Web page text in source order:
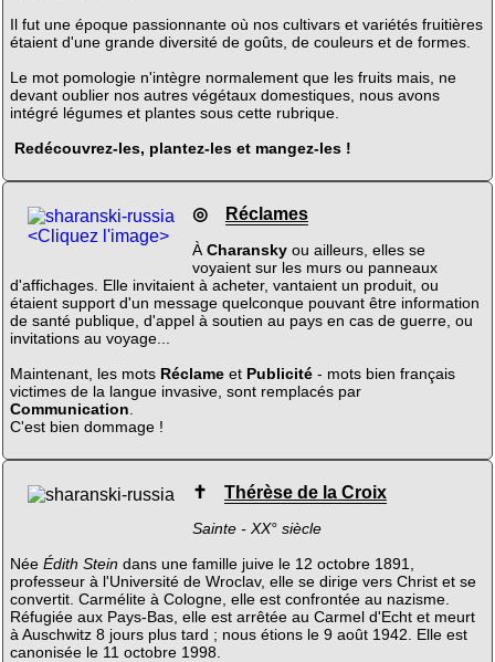
Il fut une époque passionnante où nos cultivars et variétés fruitières
étaient d'une grande diversité de goûts, de couleurs et de formes.
Le mot pomologie n'intègre normalement que les fruits mais, ne
devant oublier nos autres végétaux domestiques, nous avons
intégré légumes et plantes sous cette rubrique.
Redécouvrez-les, plantez-les et mangez-les !
<Cliquez l'image>
◎ Réclames
À Charanskyou ailleurs, elles se
voyaient sur les murs ou panneaux
d'affichages. Elle invitaient à acheter, vantaient un produit, ou
étaient support d'un message quelconque pouvant être information
de santé publique, d'appel à soutien au pays en cas de guerre, ou
invitations au voyage...
Maintenant, les mots Réclameet Publicité- mots bien français
victimes de la langue invasive, sont remplacés par
Communication
C'est bien dommage !
✝ Thérèse de la Croix
Sainte - XX° siècle
Née Édith Stein dans une famille juive le 12 octobre 1891,
professeur à l'Université de Wroclav, elle se dirige vers Christ et se
convertit. Carmélite à Cologne, elle est confrontée au nazisme.
Réfugiée aux Pays-Bas, elle est arrêtée au Carmel d'Echt et meurt
à Auschwitz 8 jours plus tard ; nous étions le 9 août 1942. Elle est
canonisée le 11 octobre 1998.